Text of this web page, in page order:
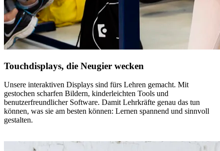
Touchdisplays, die Neugier wecken
Unsere interaktiven Displays sind fürs Lehren gemacht. Mit
gestochen scharfen Bildern, kinderleichten Tools und
benutzerfreundlicher Software. Damit Lehrkräfte genau das tun
können, was sie am besten können: Lernen spannend und sinnvoll
gestalten.